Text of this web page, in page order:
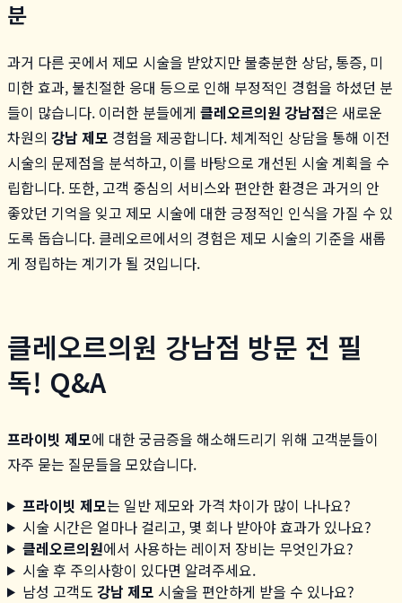
분
과거 다른 곳에서 제모 시술을 받았지만 불충분한 상담, 통증, 미
미한 효과, 불친절한 응대 등으로 인해 부정적인 경험을 하셨던 분
들이 많습니다. 이러한 분들에게 클레오르의원 강남점은 새로운
차원의 강남 제모 경험을 제공합니다. 체계적인 상담을 통해 이전
시술의 문제점을 분석하고, 이를 바탕으로 개선된 시술 계획을 수
립합니다. 또한, 고객 중심의 서비스와 편안한 환경은 과거의 안
좋았던 기억을 잊고 제모 시술에 대한 긍정적인 인식을 가질 수 있
도록 돕습니다. 클레오르에서의 경험은 제모 시술의 기준을 새롭
게 정립하는 계기가 될 것입니다.
클레오르의원 강남점 방문 전 필
독! Q&A
프라이빗 제모에 대한 궁금증을 해소해드리기 위해 고객분들이
자주 묻는 질문들을 모았습니다.
프라이빗 제모는 일반 제모와 가격 차이가 많이 나나요?
시술 시간은 얼마나 걸리고, 몇 회나 받아야 효과가 있나요?
클레오르의원에서 사용하는 레이저 장비는 무엇인가요?
시술 후 주의사항이 있다면 알려주세요.
남성 고객도 강남 제모 시술을 편안하게 받을 수 있나요?